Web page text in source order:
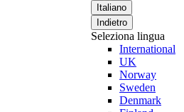
Italiano
Indietro
Seleziona lingua
International
UK
Norway
Sweden
Denmark